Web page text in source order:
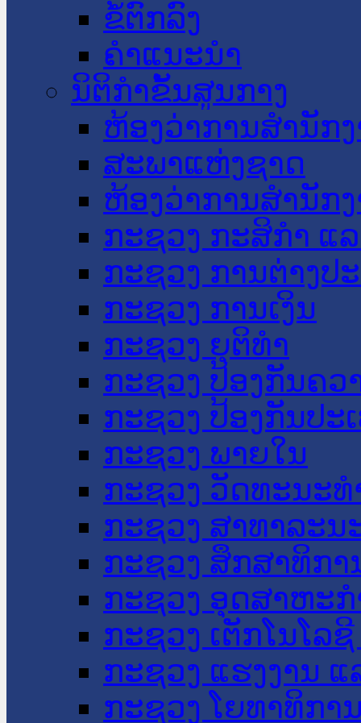
ຂໍ້ຕົກລົງ
ຄໍາແນະນໍາ
ນິຕິກໍາຂັ້ນສູນກາງ
ຫ້ອງວ່າການສໍານັກ
ສະພາແຫ່ງຊາດ
ຫ້ອງວ່າການສຳນັກ
ກະຊວງ ກະສິກຳ ແ
ກະຊວງ ການຕ່າງປ
ກະຊວງ ການເງິນ
ກະຊວງ ຍຸຕິທໍາ
ກະຊວງ ປ້ອງກັນຄວ
ກະຊວງ ປ້ອງກັນປະ
ກະຊວງ ພາຍໃນ
ກະຊວງ ວັດທະນະ
ກະຊວງ ສາທາລະນ
ກະຊວງ ສຶກສາທິກາ
ກະຊວງ ອຸດສາຫະ
ກະຊວງ ເຕັກໂນໂລ
ກະຊວງ ແຮງງານ
ກະຊວງ ໂຍທາທິກາ